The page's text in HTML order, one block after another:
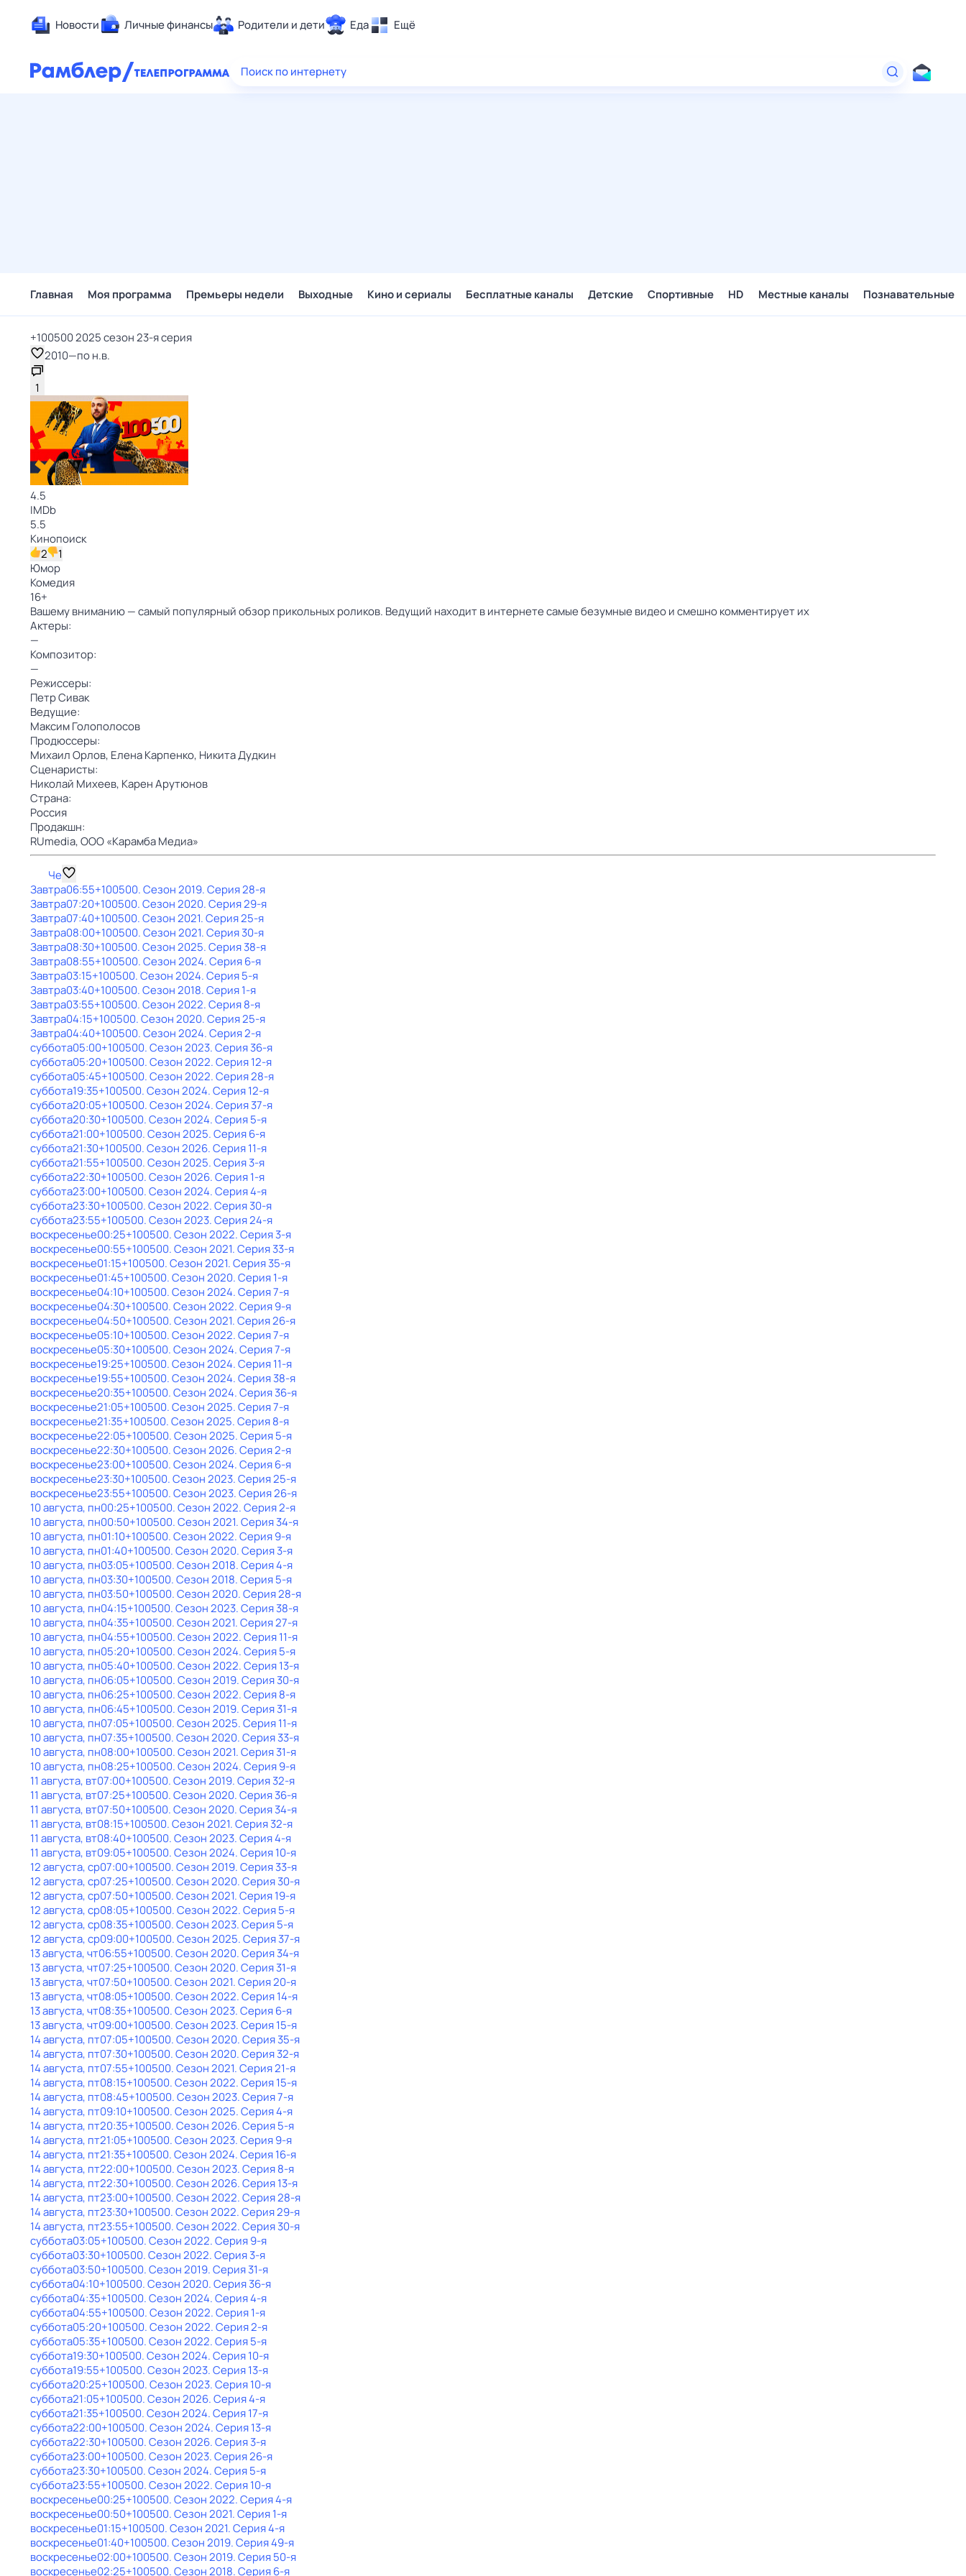
Новости Личные финансы Родители и дети Еда Ещё
Здоровье
Поиск по интернету
Главная Моя программа Премьеры недели Выходные Кино и сериалы Бесплатные каналы Детские Спортивные HD Местные каналы Познавательные
+100500 2025 сезон 23-я серия
2010—по н.в.
1
4.5
IMDb
5.5
Кинопоиск
2
1
Юмор
Комедия
16+
Вашему вниманию — самый популярный обзор прикольных роликов. Ведущий находит в интернете самые безумные видео и смешно комментирует их
Актеры:
—
Композитор:
—
Режиссеры:
Петр Сивак
Ведущие:
Максим Голополосов
Продюссеры:
Михаил Орлов, Елена Карпенко, Никита Дудкин
Сценаристы:
Николай Михеев, Карен Арутюнов
Страна:
Россия
Продакшн:
RUmedia,ООО «Карамба Медиа»
Че
Завтра06:55+100500. Сезон 2019. Серия 28-я
Завтра07:20+100500. Сезон 2020. Серия 29-я
Завтра07:40+100500. Сезон 2021. Серия 25-я
Завтра08:00+100500. Сезон 2021. Серия 30-я
Завтра08:30+100500. Сезон 2025. Серия 38-я
Завтра08:55+100500. Сезон 2024. Серия 6-я
Завтра03:15+100500. Сезон 2024. Серия 5-я
Завтра03:40+100500. Сезон 2018. Серия 1-я
Завтра03:55+100500. Сезон 2022. Серия 8-я
Завтра04:15+100500. Сезон 2020. Серия 25-я
Завтра04:40+100500. Сезон 2024. Серия 2-я
суббота05:00+100500. Сезон 2023. Серия 36-я
суббота05:20+100500. Сезон 2022. Серия 12-я
суббота05:45+100500. Сезон 2022. Серия 28-я
суббота19:35+100500. Сезон 2024. Серия 12-я
суббота20:05+100500. Сезон 2024. Серия 37-я
суббота20:30+100500. Сезон 2024. Серия 5-я
суббота21:00+100500. Сезон 2025. Серия 6-я
суббота21:30+100500. Сезон 2026. Серия 11-я
суббота21:55+100500. Сезон 2025. Серия 3-я
суббота22:30+100500. Сезон 2026. Серия 1-я
суббота23:00+100500. Сезон 2024. Серия 4-я
суббота23:30+100500. Сезон 2022. Серия 30-я
суббота23:55+100500. Сезон 2023. Серия 24-я
воскресенье00:25+100500. Сезон 2022. Серия 3-я
воскресенье00:55+100500. Сезон 2021. Серия 33-я
воскресенье01:15+100500. Сезон 2021. Серия 35-я
воскресенье01:45+100500. Сезон 2020. Серия 1-я
воскресенье04:10+100500. Сезон 2024. Серия 7-я
воскресенье04:30+100500. Сезон 2022. Серия 9-я
воскресенье04:50+100500. Сезон 2021. Серия 26-я
воскресенье05:10+100500. Сезон 2022. Серия 7-я
воскресенье05:30+100500. Сезон 2024. Серия 7-я
воскресенье19:25+100500. Сезон 2024. Серия 11-я
воскресенье19:55+100500. Сезон 2024. Серия 38-я
воскресенье20:35+100500. Сезон 2024. Серия 36-я
воскресенье21:05+100500. Сезон 2025. Серия 7-я
воскресенье21:35+100500. Сезон 2025. Серия 8-я
воскресенье22:05+100500. Сезон 2025. Серия 5-я
воскресенье22:30+100500. Сезон 2026. Серия 2-я
воскресенье23:00+100500. Сезон 2024. Серия 6-я
воскресенье23:30+100500. Сезон 2023. Серия 25-я
воскресенье23:55+100500. Сезон 2023. Серия 26-я
10 августа, пн00:25+100500. Сезон 2022. Серия 2-я
10 августа, пн00:50+100500. Сезон 2021. Серия 34-я
10 августа, пн01:10+100500. Сезон 2022. Серия 9-я
10 августа, пн01:40+100500. Сезон 2020. Серия 3-я
10 августа, пн03:05+100500. Сезон 2018. Серия 4-я
10 августа, пн03:30+100500. Сезон 2018. Серия 5-я
10 августа, пн03:50+100500. Сезон 2020. Серия 28-я
10 августа, пн04:15+100500. Сезон 2023. Серия 38-я
10 августа, пн04:35+100500. Сезон 2021. Серия 27-я
10 августа, пн04:55+100500. Сезон 2022. Серия 11-я
10 августа, пн05:20+100500. Сезон 2024. Серия 5-я
10 августа, пн05:40+100500. Сезон 2022. Серия 13-я
10 августа, пн06:05+100500. Сезон 2019. Серия 30-я
10 августа, пн06:25+100500. Сезон 2022. Серия 8-я
10 августа, пн06:45+100500. Сезон 2019. Серия 31-я
10 августа, пн07:05+100500. Сезон 2025. Серия 11-я
10 августа, пн07:35+100500. Сезон 2020. Серия 33-я
10 августа, пн08:00+100500. Сезон 2021. Серия 31-я
10 августа, пн08:25+100500. Сезон 2024. Серия 9-я
11 августа, вт07:00+100500. Сезон 2019. Серия 32-я
11 августа, вт07:25+100500. Сезон 2020. Серия 36-я
11 августа, вт07:50+100500. Сезон 2020. Серия 34-я
11 августа, вт08:15+100500. Сезон 2021. Серия 32-я
11 августа, вт08:40+100500. Сезон 2023. Серия 4-я
11 августа, вт09:05+100500. Сезон 2024. Серия 10-я
12 августа, ср07:00+100500. Сезон 2019. Серия 33-я
12 августа, ср07:25+100500. Сезон 2020. Серия 30-я
12 августа, ср07:50+100500. Сезон 2021. Серия 19-я
12 августа, ср08:05+100500. Сезон 2022. Серия 5-я
12 августа, ср08:35+100500. Сезон 2023. Серия 5-я
12 августа, ср09:00+100500. Сезон 2025. Серия 37-я
13 августа, чт06:55+100500. Сезон 2020. Серия 34-я
13 августа, чт07:25+100500. Сезон 2020. Серия 31-я
13 августа, чт07:50+100500. Сезон 2021. Серия 20-я
13 августа, чт08:05+100500. Сезон 2022. Серия 14-я
13 августа, чт08:35+100500. Сезон 2023. Серия 6-я
13 августа, чт09:00+100500. Сезон 2023. Серия 15-я
14 августа, пт07:05+100500. Сезон 2020. Серия 35-я
14 августа, пт07:30+100500. Сезон 2020. Серия 32-я
14 августа, пт07:55+100500. Сезон 2021. Серия 21-я
14 августа, пт08:15+100500. Сезон 2022. Серия 15-я
14 августа, пт08:45+100500. Сезон 2023. Серия 7-я
14 августа, пт09:10+100500. Сезон 2025. Серия 4-я
14 августа, пт20:35+100500. Сезон 2026. Серия 5-я
14 августа, пт21:05+100500. Сезон 2023. Серия 9-я
14 августа, пт21:35+100500. Сезон 2024. Серия 16-я
14 августа, пт22:00+100500. Сезон 2023. Серия 8-я
14 августа, пт22:30+100500. Сезон 2026. Серия 13-я
14 августа, пт23:00+100500. Сезон 2022. Серия 28-я
14 августа, пт23:30+100500. Сезон 2022. Серия 29-я
14 августа, пт23:55+100500. Сезон 2022. Серия 30-я
суббота03:05+100500. Сезон 2022. Серия 9-я
суббота03:30+100500. Сезон 2022. Серия 3-я
суббота03:50+100500. Сезон 2019. Серия 31-я
суббота04:10+100500. Сезон 2020. Серия 36-я
суббота04:35+100500. Сезон 2024. Серия 4-я
суббота04:55+100500. Сезон 2022. Серия 1-я
суббота05:20+100500. Сезон 2022. Серия 2-я
суббота05:35+100500. Сезон 2022. Серия 5-я
суббота19:30+100500. Сезон 2024. Серия 10-я
суббота19:55+100500. Сезон 2023. Серия 13-я
суббота20:25+100500. Сезон 2023. Серия 10-я
суббота21:05+100500. Сезон 2026. Серия 4-я
суббота21:35+100500. Сезон 2024. Серия 17-я
суббота22:00+100500. Сезон 2024. Серия 13-я
суббота22:30+100500. Сезон 2026. Серия 3-я
суббота23:00+100500. Сезон 2023. Серия 26-я
суббота23:30+100500. Сезон 2024. Серия 5-я
суббота23:55+100500. Сезон 2022. Серия 10-я
воскресенье00:25+100500. Сезон 2022. Серия 4-я
воскресенье00:50+100500. Сезон 2021. Серия 1-я
воскресенье01:15+100500. Сезон 2021. Серия 4-я
воскресенье01:40+100500. Сезон 2019. Серия 49-я
воскресенье02:00+100500. Сезон 2019. Серия 50-я
воскресенье02:25+100500. Сезон 2018. Серия 6-я